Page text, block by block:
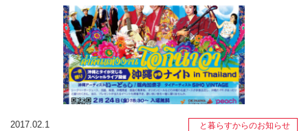
2017.02.1 と暮らすからのお知らせ